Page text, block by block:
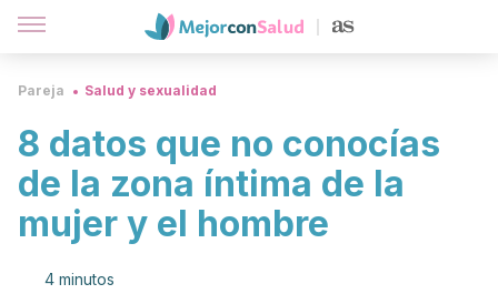
Pareja Salud y sexualidad
8 datos que no conocías
de la zona íntima de la
mujer y el hombre
4 minutos